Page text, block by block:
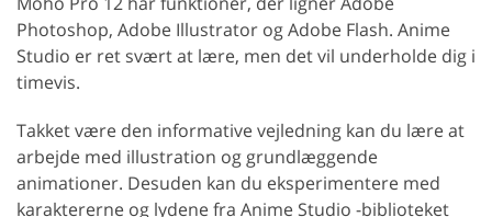
Photoshop, Adobe Illustrator og Adobe Flash. Anime
Studio er ret svært at lære, men det vil underholde dig i
timevis.
Takket være den informative vejledning kan du lære at
arbejde med illustration og grundlæggende
animationer. Desuden kan du eksperimentere med
karaktererne og lydene fra Anime Studio -biblioteket